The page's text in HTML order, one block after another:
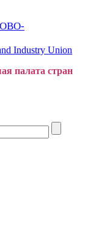
Industry Union
палата стран